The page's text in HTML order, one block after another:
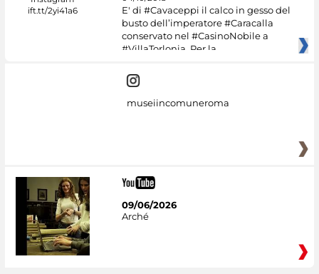
E' di #Cavaceppi il calco in gesso del
busto dell’imperatore #Caracalla
conservato nel #CasinoNobile a
#VillaTorlonia. Per la
museiincomuneroma
09/06/2026
Arché